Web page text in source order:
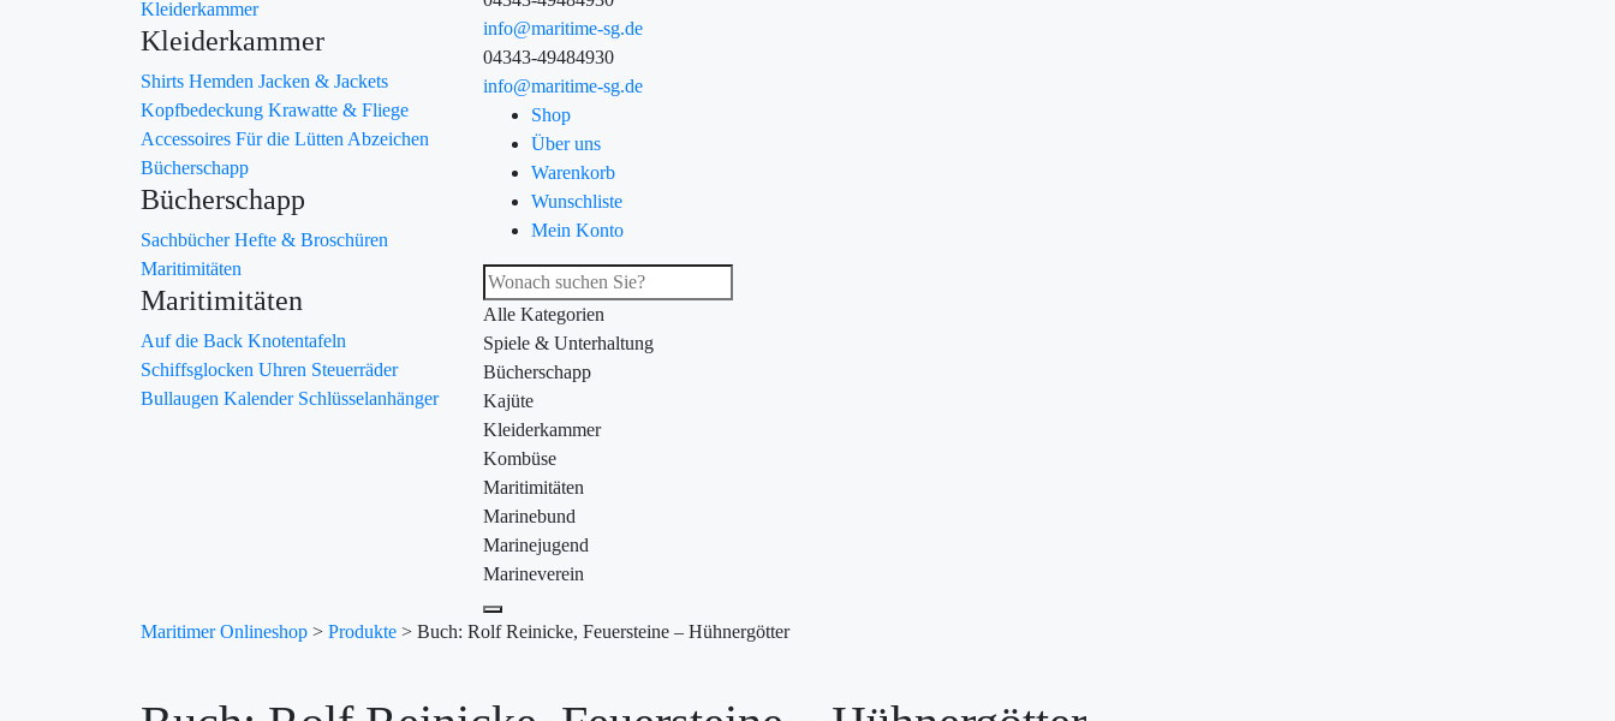
Kleiderkammer
Kleiderkammer
Shirts Hemden Jacken & Jackets
Kopfbedeckung Krawatte & Fliege
Accessoires Für die Lütten Abzeichen
Bücherschapp
Bücherschapp
SachbücherHefte & Broschüren
Maritimitäten
Maritimitäten
Auf die Back Knotentafeln
Schiffsglocken Uhren Steuerräder
Bullaugen Kalender Schlüsselanhänger
info@maritime-sg.de
04343-49484930
info@maritime-sg.de
Shop
Über uns
Warenkorb
Wunschliste
Mein Konto
Alle Kategorien
Spiele & Unterhaltung
Bücherschapp
Kajüte
Kleiderkammer
Kombüse
Maritimitäten
Marinebund
Marinejugend
Marineverein
Maritimer Onlineshop > Produkte > Buch: Rolf Reinicke, Feuersteine – Hühnergötter